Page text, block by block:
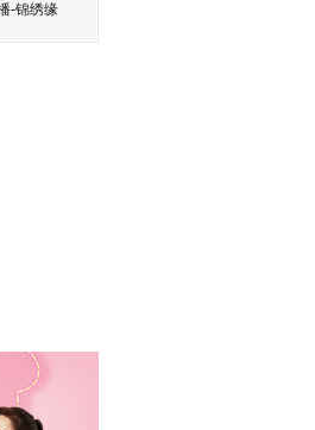
-锦绣缘